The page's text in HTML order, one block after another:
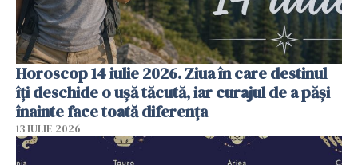
Horoscop 14 iulie 2026. Ziua în care destinul
îți deschide o ușă tăcută, iar curajul de a păși
înainte face toată diferența
13 IULIE 2026